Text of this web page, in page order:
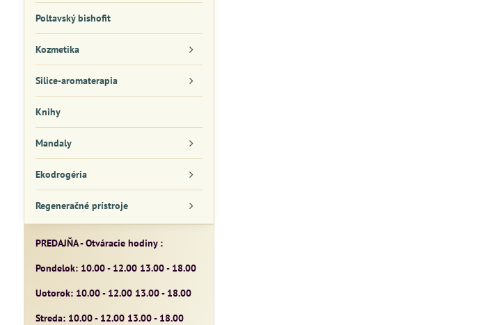
Poltavský bishofit
Kozmetika
Silice-aromaterapia
Knihy
Mandaly
Ekodrogéria
Regeneračné prístroje
PREDAJŇA - Otváracie hodiny :
Pondelok: 10.00 - 12.00 13.00 - 18.00
Uotorok: 10.00 - 12.00 13.00 - 18.00
Streda: 10.00 - 12.00 13.00 - 18.00